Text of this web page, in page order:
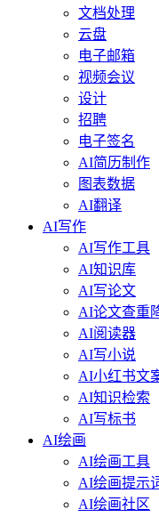
文档处理
云盘
电子邮箱
视频会议
设计
招聘
电子签名
AI简历制作
图表数据
AI翻译
AI写作
AI写作工具
AI知识库
AI写论文
AI论文查重
AI阅读器
AI写小说
AI小红书文
AI知识检索
AI写标书
AI绘画
AI绘画工具
AI绘画提示
AI绘画社区